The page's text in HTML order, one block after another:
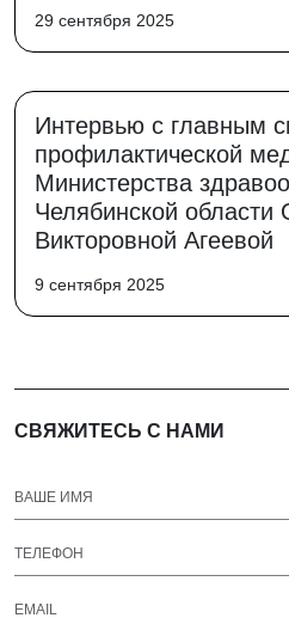
29 сентября 2025
Интервью с главным
профилактической
Министерства
Челябинской области
Викторовной Агеевой
9 сентября 2025
СВЯЖИТЕСЬ С НАМИ